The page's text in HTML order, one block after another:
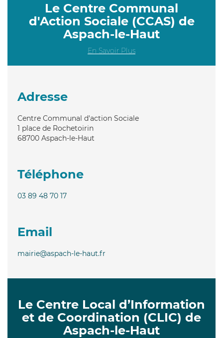
Le Centre Communal
d'Action Sociale (CCAS) de
Aspach-le-Haut
En Savoir Plus
Adresse
Centre Communal d'action Sociale
1 place de Rochetoirin
68700 Aspach-le-Haut
Téléphone
03 89 48 70 17
Email
mairie@aspach-le-haut.fr
Le Centre Local d’Information
et de Coordination (CLIC) de
Aspach-le-Haut